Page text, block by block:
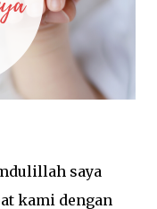
saya
kami dengan